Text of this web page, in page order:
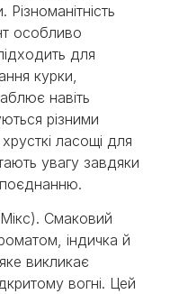
особливо
для
курки,
навіть
різними
ласощі для
увагу завдяки
Смаковий
індичка й
викликає
вогні. Цей